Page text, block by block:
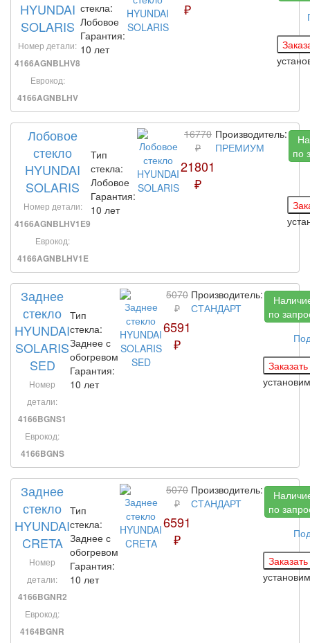
HYUNDAI
SOLARIS
Номер детали:
4166AGNBLHV8
Еврокод:
4166AGNBLHV
стекла:
Лобовое
Гарантия:
10 лет
₽
Лобовое
стекло
HYUNDAI
SOLARIS
Номер детали:
4166AGNBLHV1E9
Еврокод:
4166AGNBLHV1E
Тип
стекла:
Лобовое
Гарантия:
10 лет
16770
₽
21801
₽
Производитель:
ПРЕМИУМ
по
Заднее
стекло
HYUNDAI
SOLARIS
SED
Номер
детали:
4166BGNS1
Еврокод:
4166BGNS
Тип
стекла:
Заднее с
обогревом
Гарантия:
10 лет
5070
₽
6591
₽
Производитель:
СТАНДАРТ
по
Заднее
стекло
HYUNDAI
CRETA
Номер
детали:
4166BGNR2
Еврокод:
4164BGNR
Тип
стекла:
Заднее с
обогревом
Гарантия:
10 лет
5070
₽
6591
₽
Производитель:
СТАНДАРТ
по